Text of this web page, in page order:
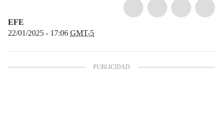
EFE
22/01/2025 - 17:06 GMT-5